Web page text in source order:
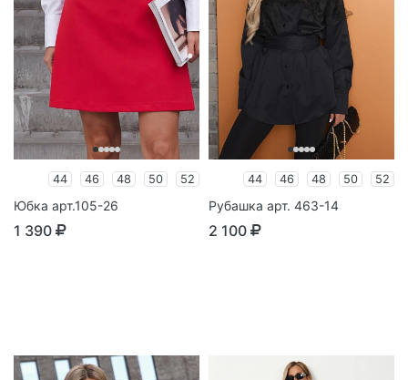
44 46 48 50 52
Юбка арт.105-26
1 390
44 46 48 50 52
Рубашка арт. 463-14
2 100